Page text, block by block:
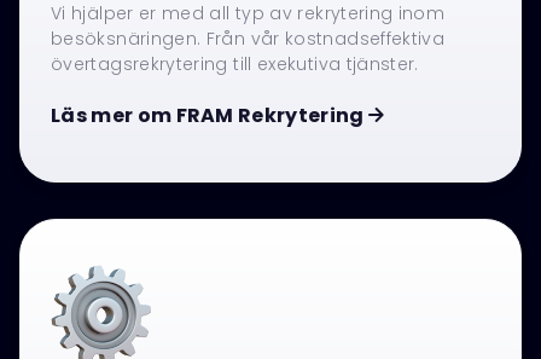
Vi hjälper er med all typ av rekrytering inom
besöksnäringen. Från vår kostnadseffektiva
övertagsrekrytering till exekutiva tjänster.
Läs mer om FRAM Rekrytering 